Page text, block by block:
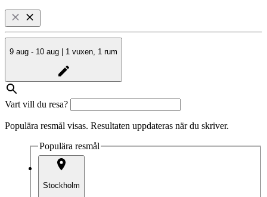
9 aug - 10 aug | 1 vuxen, 1 rum
Vart vill du resa?
Populära resmål visas. Resultaten uppdateras när du skriver.
Populära resmål
Stockholm